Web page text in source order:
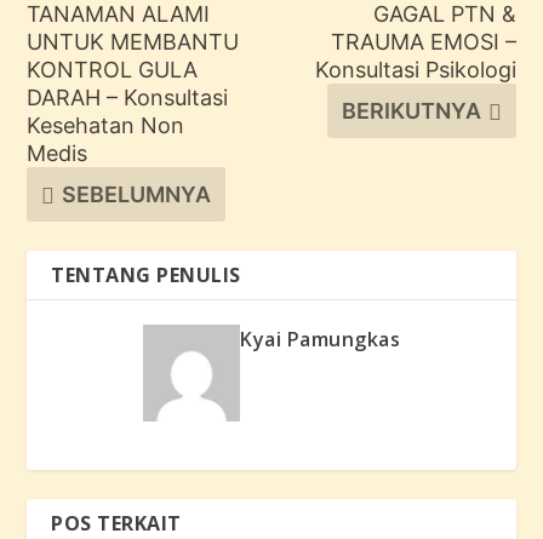
TANAMAN ALAMI
UNTUK MEMBANTU
KONTROL GULA
DARAH – Konsultasi
Kesehatan Non
Medis
SEBELUMNYA
GAGAL PTN &
TRAUMA EMOSI –
Konsultasi Psikologi
BERIKUTNYA
TENTANG PENULIS
Kyai Pamungkas
POS TERKAIT